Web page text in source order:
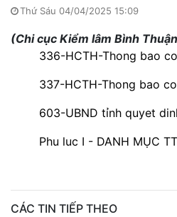
Thứ Sáu 04/04/2025 15:09
(Chi cục Kiểm lâm Bình
336-HCTH-Thong bao
337-HCTH-Thong bao
603-UBND tỉnh quyet
Phu luc I - DANH MỤC
CÁC TIN TIẾP THEO